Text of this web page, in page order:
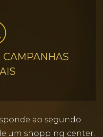
CAMPANHAS
ao segundo
um shopping center.